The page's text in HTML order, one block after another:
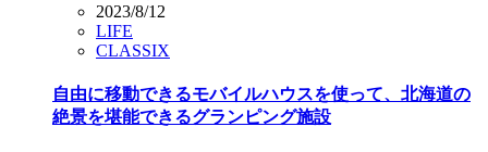
2023/8/12
LIFE
CLASSIX
自由に移動できるモバイルハウスを使って、北海道の
絶景を堪能できるグランピング施設